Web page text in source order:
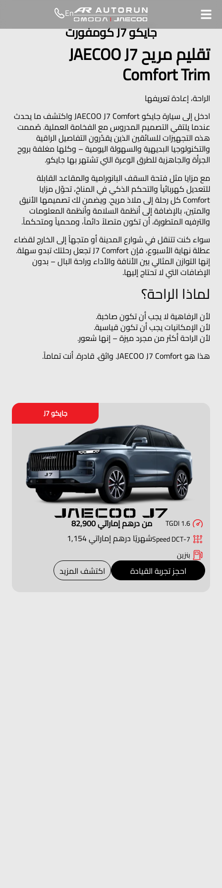
En
جایكو J7 كومفورت
تقليم مريح JAECOO J7
Comfort Trim
الراحة، إعادة تعريفها
ادخل إلى سيارة جايكو JAECOO J7 Comfort واكتشف ما يحدث
عندما يلتقي التصميم المدروس مع الفخامة العملية. صُممت
هذه التجهيزات للسائقين الذين يقدّرون التفاصيل الراقية
والتكنولوجيا البديهية والسهولة اليومية – وكلها مغلفة بروح
الجرأة والجاهزية للطرق الوعرة التي تشتهر بها جايكو.
مع مزايا مثل فتحة السقف البانورامية والمقاعد القابلة
للتعديل كهربائياً والتحكم الذكي في المناخ، تحوّل مزايا
Comfort كل رحلة إلى ملاذ مريح. ويضمن لك تصميمها الأنيق
والمتين، بالإضافة إلى أنظمة السلامة وأنظمة المعلومات
والترفيه المتطورة، أن تكون متصلاً دائماً، ومحمياً ومتحكماً.
سواء كنت تتنقل في شوارع المدينة أو متجهاً إلى الخارج لقضاء
عطلة نهاية الأسبوع، فإن J7 Comfort تجعل رحلتك تبدو سهلة.
إنها التوازن المثالي بين الأناقة والأداء وراحة البال – بدون
الإضافات التي لا تحتاج إليها.
لماذا الراحة؟
لأن الرفاهية لا يجب أن تكون صاخبة.
لأن الإمكانيات يجب أن تكون قياسية.
لأن الراحة أكثر من مجرد ميزة – إنها شعور.
هذا هو JAECOO J7 Comfort. واثق. قادرة. أنت تماماً.
1.6 TGDI
7-Speed DCT
بنزين
من درهم إماراتي 82,900
شهريًا درهم إماراتي 1,154
احجز تجربة القيادة اكتشف المزيد
جايكو J7